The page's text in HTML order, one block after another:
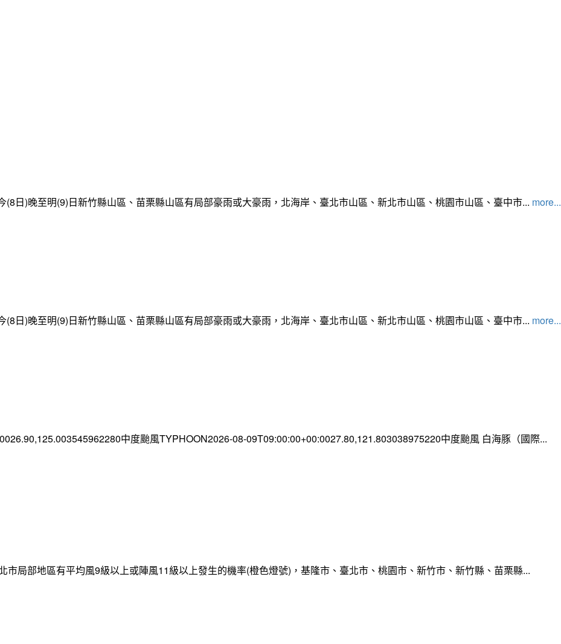
日)晚至明(9)日新竹縣山區、苗栗縣山區有局部豪雨或大豪雨，北海岸、臺北市山區、新北市山區、桃園市山區、臺中市... more...
日)晚至明(9)日新竹縣山區、苗栗縣山區有局部豪雨或大豪雨，北海岸、臺北市山區、新北市山區、桃園市山區、臺中市... more...
中度颱風TYPHOON2026-08-09T09:00:00+00:0027.80,121.803038975220中度颱風 白海豚（國際...
局部地區有平均風9級以上或陣風11級以上發生的機率(橙色燈號)，基隆市、臺北市、桃園市、新竹市、新竹縣、苗栗縣...